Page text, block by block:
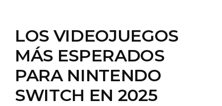
LOS VIDEOJUEGOS
MÁS ESPERADOS
PARA NINTENDO
SWITCH EN 2025